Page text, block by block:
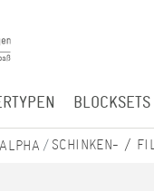
BLOCKSETS
ALPHA SCHINKEN- /